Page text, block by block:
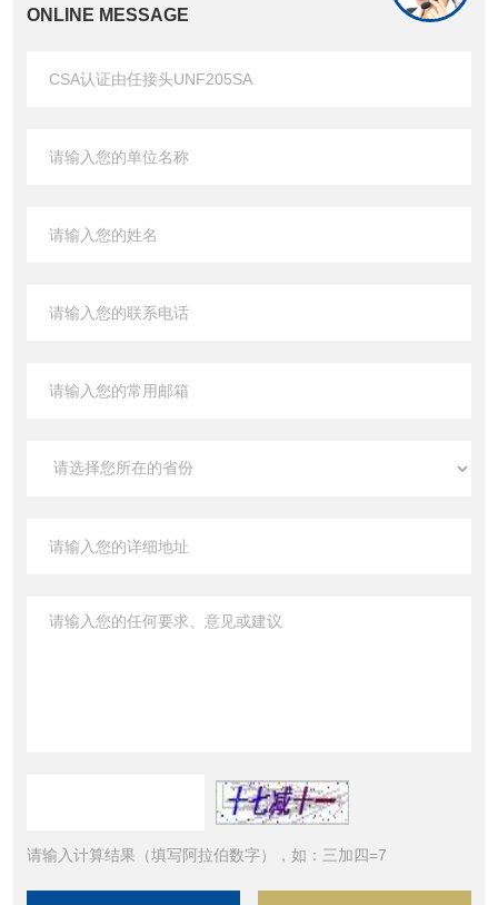
ONLINE MESSAGE
请输入计算结果（填写阿拉伯数字），如：三加四=7